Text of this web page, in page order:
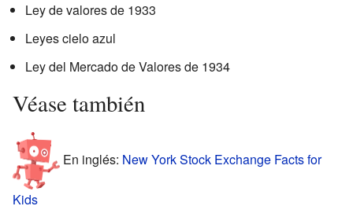
Ley de valores de 1933
Leyes cielo azul
Ley del Mercado de Valores de 1934
Véase también
En inglés: New York Stock Exchange Facts for
Kids